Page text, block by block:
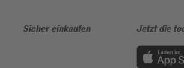
Sicher einkaufen Jetzt die